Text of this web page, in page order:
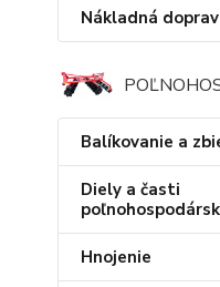
Nákladná
Balíkovanie a
Diely a časti
Hnojenie